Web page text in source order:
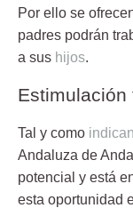
Por ello se
padres podrán
a sus hijos.
Estimulación
Tal y como indican
Andaluza de
potencial y está
esta oportunidad